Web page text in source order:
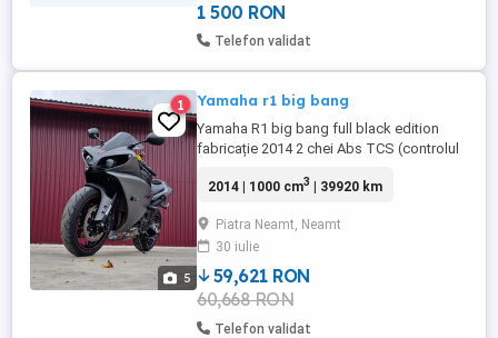
1 500 RON
Telefon validat
5
1 Yamaha r1 big bang
Yamaha R1 big bang full black edition
fabricație 2014 2 chei Abs TCS (controlul
de direcție (antivoblaj) Quickshifter
Scărițe sport cu reglaj Manete sport cu
reglaj Parbriz black Crash pad Protecții
motor si rezervor Evacuare ...
2014 | 1000 cm3 | 39920 km
Piatra Neamt, Neamt
30 iulie
59,621 RON
60,668 RON
Telefon validat